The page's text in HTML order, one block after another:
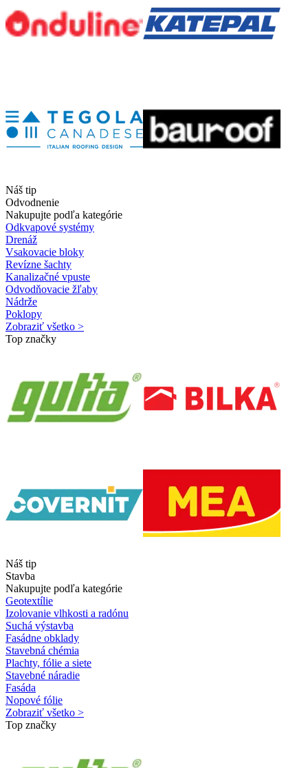
Náš tip
Odvodnenie
Nakupujte podľa kategórie
Odkvapové systémy
Drenáž
Vsakovacie bloky
Revízne šachty
Kanalizačné vpuste
Odvodňovacie žľaby
Nádrže
Poklopy
Zobraziť všetko >
Top značky
Náš tip
Stavba
Nakupujte podľa kategórie
Geotextílie
Izolovanie vlhkosti a radónu
Suchá výstavba
Fasádne obklady
Stavebná chémia
Plachty, fólie a siete
Stavebné náradie
Fasáda
Nopové fólie
Zobraziť všetko >
Top značky